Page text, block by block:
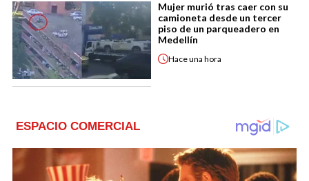
Mujer murió tras caer con su
camioneta desde un tercer
piso de un parqueadero en
Medellín
Haceuna hora